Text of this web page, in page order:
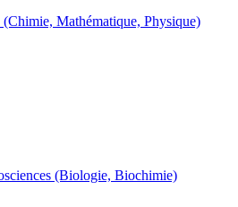
Mathématique, Physique)
(Biologie, Biochimie)